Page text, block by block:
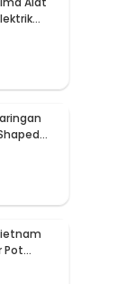
-
- K741
Pot
7Q -